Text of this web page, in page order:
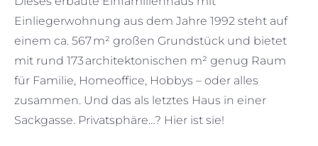
Einliegerwohnung aus dem Jahre 1992 steht auf
einem ca. 567 m² großen Grundstück und bietet
mit rund 173 architektonischen m² genug Raum
für Familie, Homeoffice, Hobbys – oder alles
zusammen. Und das als letztes Haus in einer
Sackgasse. Privatsphäre…? Hier ist sie!